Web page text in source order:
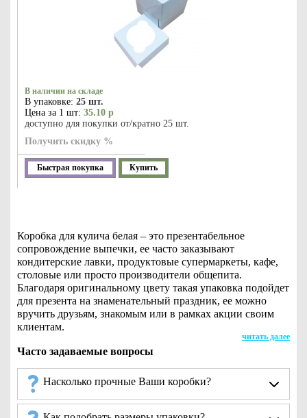
В наличии на складе
В упаковке: 25 шт.
Цена за 1 шт: 35.10 р
доступно для покупки от/кратно 25 шт.
Получить скидку %
Быстрая покупка Купить
Коробка для кулича белая – это презентабельное
сопровождение выпечки, ее часто заказывают
кондитерские лавки, продуктовые супермаркеты, кафе,
столовые или просто производители общепита.
Благодаря оригинальному цвету такая упаковка подойдет
для презента на знаменательный праздник, ее можно
вручить друзьям, знакомым или в рамках акции своим
клиентам.
читать далее
Часто задаваемые вопросы
Насколько прочные Ваши коробки?